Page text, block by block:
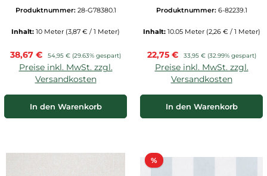
Produktnummer: 28-G78380.1
Inhalt: 10 Meter (3,87 € / 1 Meter)
Verkaufspreis:
38,67 € Regulärer Preis:
54,95 € (29.63% gespart)
Preise inkl. MwSt. zzgl.
Versandkosten
In den Warenkorb
Produktnummer: 6-82239.1
Inhalt: 10.05 Meter (2,26 € / 1 Meter)
Verkaufspreis:
22,75 € Regulärer Preis:
33,95 € (32.99% gespart)
Preise inkl. MwSt. zzgl.
Versandkosten
In den Warenkorb
%Rabatt